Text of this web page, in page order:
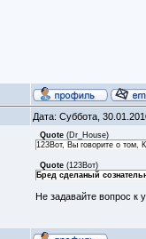
Дата: Суббота,
Quote(Dr_House)
123Вот, Вы говорите о
Quote(123Вот)
Бред сделаный
Не задавайте вопрос к